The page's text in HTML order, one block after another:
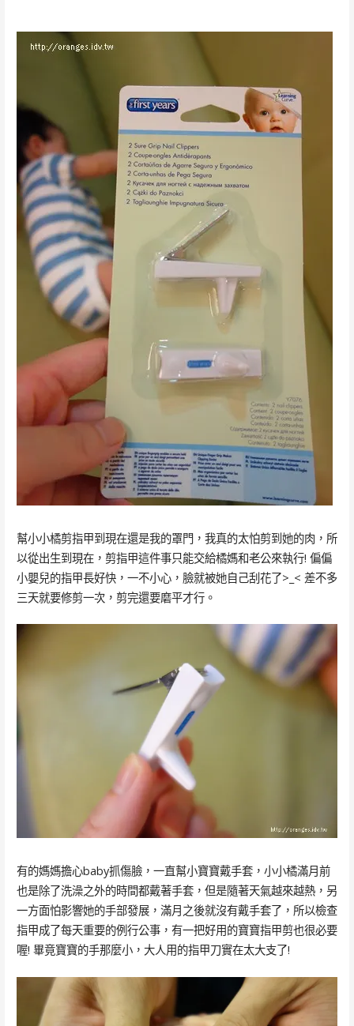
幫小小橘剪指甲到現在還是我的罩門，我真的太怕剪到她的肉，所
以從出生到現在，剪指甲這件事只能交給橘媽和老公來執行! 偏偏
小嬰兒的指甲長好快，一不小心，臉就被她自己刮花了>_< 差不多
三天就要修剪一次，剪完還要磨平才行。
有的媽媽擔心baby抓傷臉，一直幫小寶寶戴手套，小小橘滿月前
也是除了洗澡之外的時間都戴著手套，但是隨著天氣越來越熱，另
一方面怕影響她的手部發展，滿月之後就沒有戴手套了，所以檢查
指甲成了每天重要的例行公事，有一把好用的寶寶指甲剪也很必要
喔! 畢竟寶寶的手那麼小，大人用的指甲刀實在太大支了!